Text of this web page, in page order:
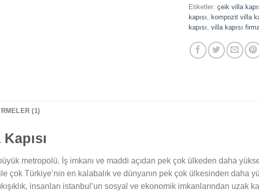
Etiketler: çeik villa
kapısı, kompozit villa
kapısı, villa kapısı
(1)
metropolü. İş imkanı ve maddi açıdan pek çok ülkeden daha
çok Türkiye’nin en kalabalık ve dünyanın pek çok ülkesinden daha
insanları istanbul’un sosyal ve ekonomik imkanlarından uzak